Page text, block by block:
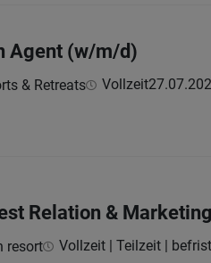
Agent (w/m/d)
& Retreats Vollzeit
Relation &
resort Vollzeit | Teilzeit |